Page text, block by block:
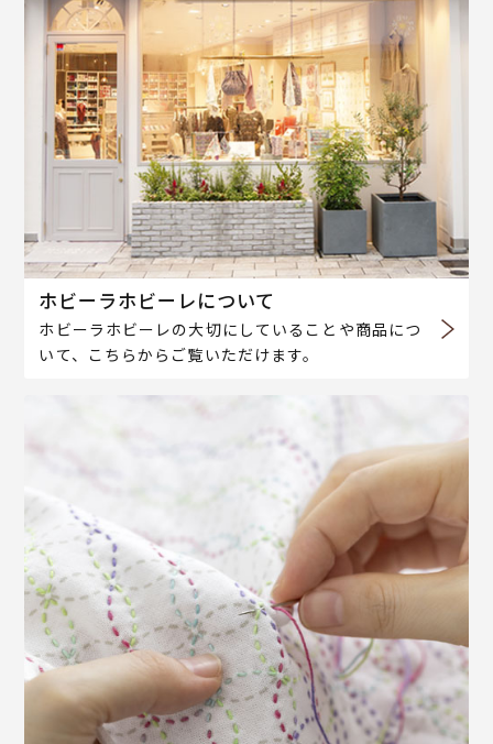
ホビーラホビーレについて
ホビーラホビーレの大切にしていることや商品につ
いて、こちらからご覧いただけます。